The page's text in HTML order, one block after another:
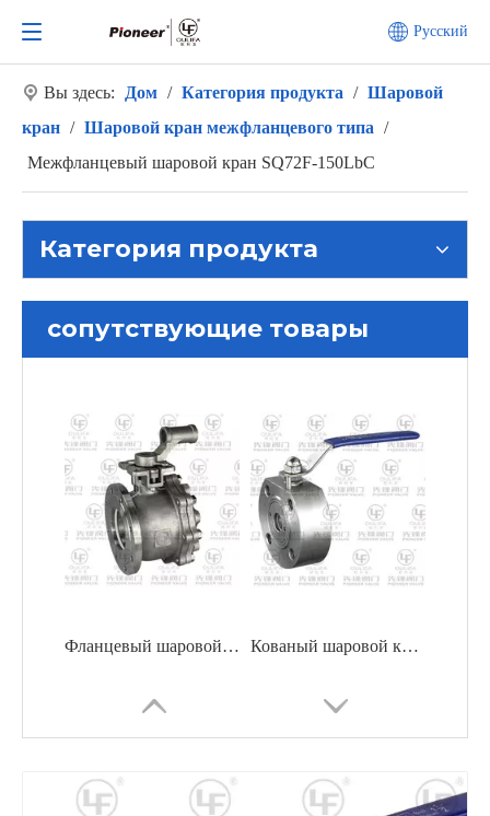
Pусский
Вы здесь: Дом / Категория продукта / Шаровой
кран / Шаровой кран межфланцевого типа /
Межфланцевый шаровой кран SQ72F-150LbC
Категория продукта
сопутствующие товары
Фланцевый шаровой кран вафельного типа на короткое расстояние Кованый шаровой клапан вафельного типа с длительным сроком службы